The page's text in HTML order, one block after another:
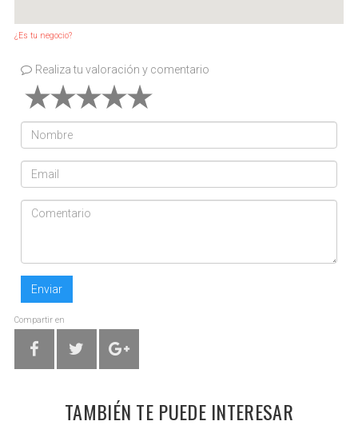
¿Es tu negocio?
Realiza tu valoración y comentario
Enviar
Compartir en
TAMBIÉN TE PUEDE INTERESAR